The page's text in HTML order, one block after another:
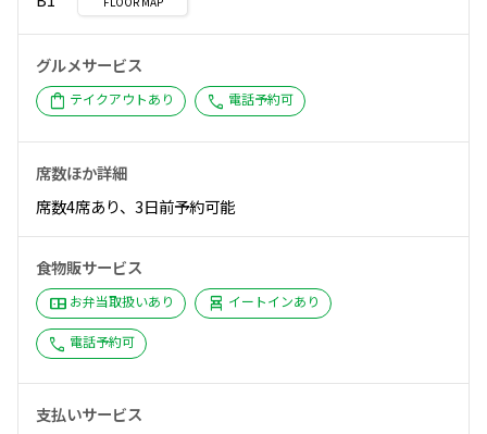
グルメサービス
shopping_bag テイクアウトあり call 電話予約可
席数ほか詳細
席数4席あり、3日前予約可能
食物販サービス
bento お弁当取扱いあり chair_alt イートインあり
call 電話予約可
支払いサービス